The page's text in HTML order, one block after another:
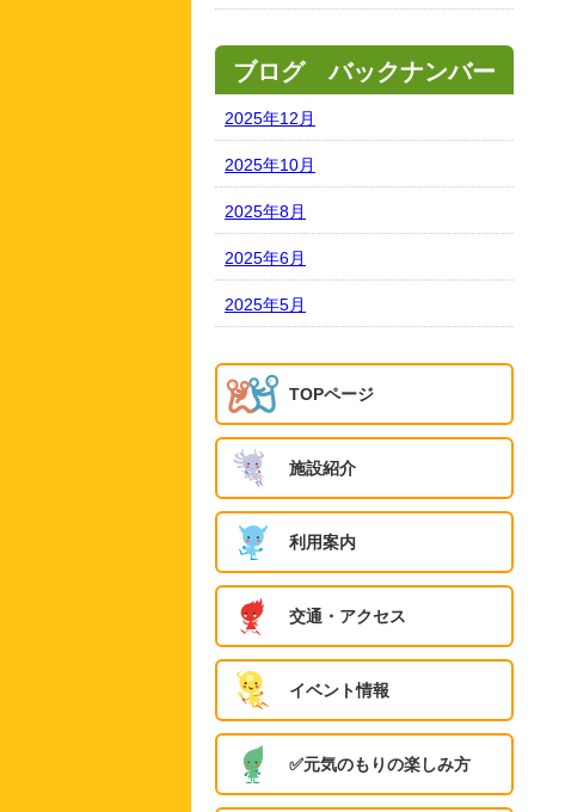
ブログ バックナンバー
2025年12月
2025年10月
2025年8月
2025年6月
2025年5月
TOPページ
施設紹介
利用案内
交通・アクセス
イベント情報
✅️元気のもりの楽しみ方